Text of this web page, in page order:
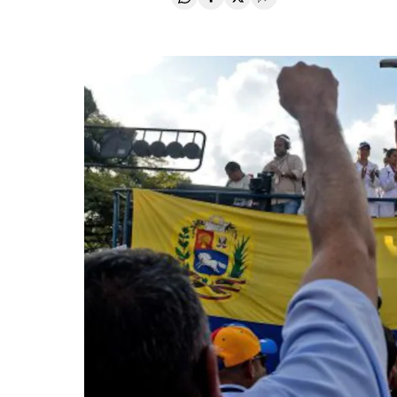
Compartir en Whatsapp
Compartir en Facebook
Compartir en Twitter
Desplegar Redes